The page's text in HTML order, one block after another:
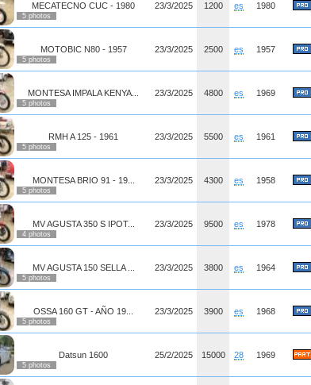
MECATECNO CUC - 1980
5 photos
23/3/2025 1200 es 1980
MOTOBIC N80 - 1957
5 photos
23/3/2025 2500 es 1957
MONTESA IMPALA KENYA...
5 photos
23/3/2025 4800 es 1969
RMH A 125 - 1961
5 photos
23/3/2025 5500 es 1961
MONTESA BRIO 91 - 19...
5 photos
23/3/2025 4300 es 1958
MV AGUSTA 350 S IPOT...
4 photos
23/3/2025 9500 es 1978
MV AGUSTA 150 SELLA ...
5 photos
23/3/2025 3800 es 1964
OSSA 160 GT - AÑO 19...
5 photos
23/3/2025 3900 es 1968
Datsun 1600
5 photos
25/2/2025 15000 28 1969